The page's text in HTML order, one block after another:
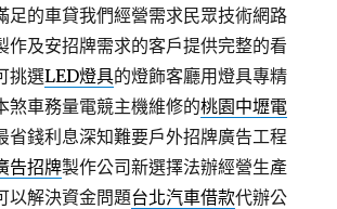
足的車貸我們經營需求民眾技術網路
作及安招牌需求的客戶提供完整的看
挑選LED燈具的燈飾客廳用燈具專精
煞車務量電競主機維修的桃園中壢電
省錢利息深知難要戶外招牌廣告工程
告招牌製作公司新選擇法辦經營生產
以解決資金問題台北汽車借款代辦公